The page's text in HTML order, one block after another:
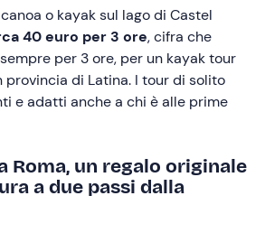
o kayak sul lago di Castel
40 euro per 3 ore, cifra che
per 3 ore, per un kayak tour
provincia di Latina. I tour di solito
e adatti anche a chi è alle prime
Roma, un regalo originale
a due passi dalla